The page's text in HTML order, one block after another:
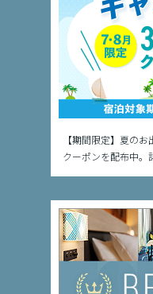
【期間限定】夏の
クーポンを配布中。